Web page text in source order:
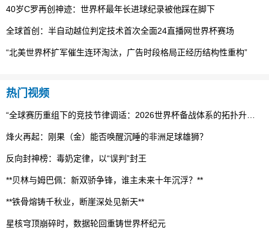
40岁C罗再创神迹：世界杯最年长进球纪录被他踩在脚下
全球首创：半自动越位判定技术首次全面24直播网世界杯赛场
“北美世界杯扩军催生连环淘汰，广告时段格局正经历结构性重构”
热门视频
烽火再起：刚果（金）能否唤醒沉睡的非洲足球雄狮？
反向封神榜：毒奶定律，以“误判”封王
**贝林与姆巴佩：新双骄争锋，谁主未来十年沉浮？**
**铁骨熔铸千秋业，断崖深处见新天**
星核穹顶崩碎时，数据轮回重铸世界杯纪元